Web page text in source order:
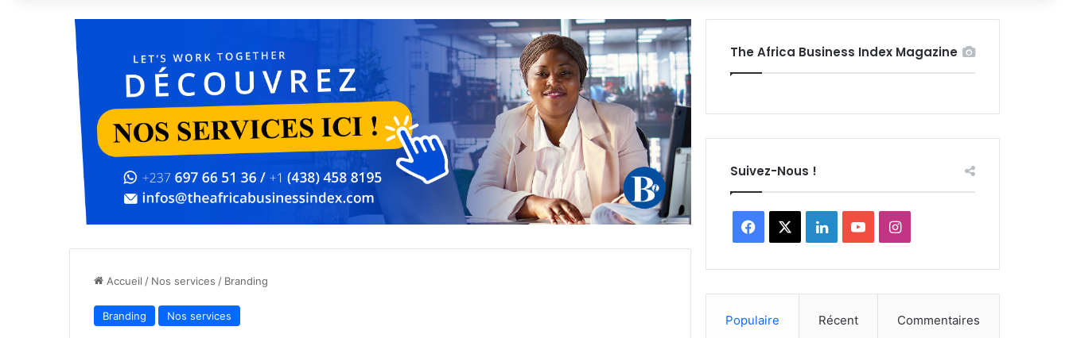
Accueil / Nos services / Branding
Branding Nos services
The Africa Business Index Magazine
Suivez-Nous !
Facebook LinkedinYouTubeInstagram
Populaire Récent Commentaires